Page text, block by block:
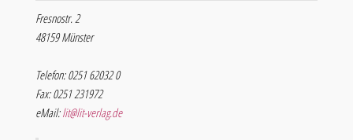
Fresnostr. 2
48159 Münster
Telefon: 0251 62032 0
Fax: 0251 231972
eMail:lit@lit-verlag.de